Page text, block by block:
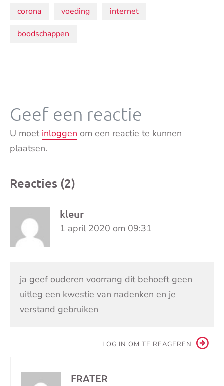
Onderwerpen:
corona voeding internet
boodschappen
Geef een reactie
U moet inloggen om een reactie te kunnen
plaatsen.
Reacties (2)
kleur
1 april 2020 om 09:31
ja geef ouderen voorrang dit behoeft geen
uitleg een kwestie van nadenken en je
verstand gebruiken
LOG IN OM TE REAGEREN
FRATER